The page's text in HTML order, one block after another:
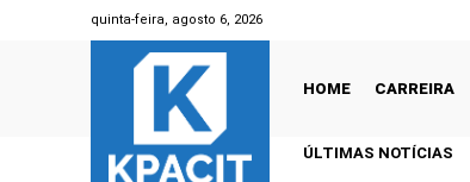
quinta-feira, agosto 6, 2026
HOME CARREIRA
ÚLTIMAS NOTÍCIAS